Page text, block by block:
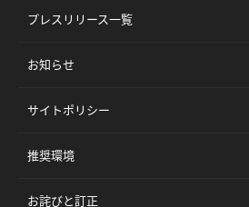
プレスリリース一覧
お知らせ
サイトポリシー
推奨環境
お詫びと訂正